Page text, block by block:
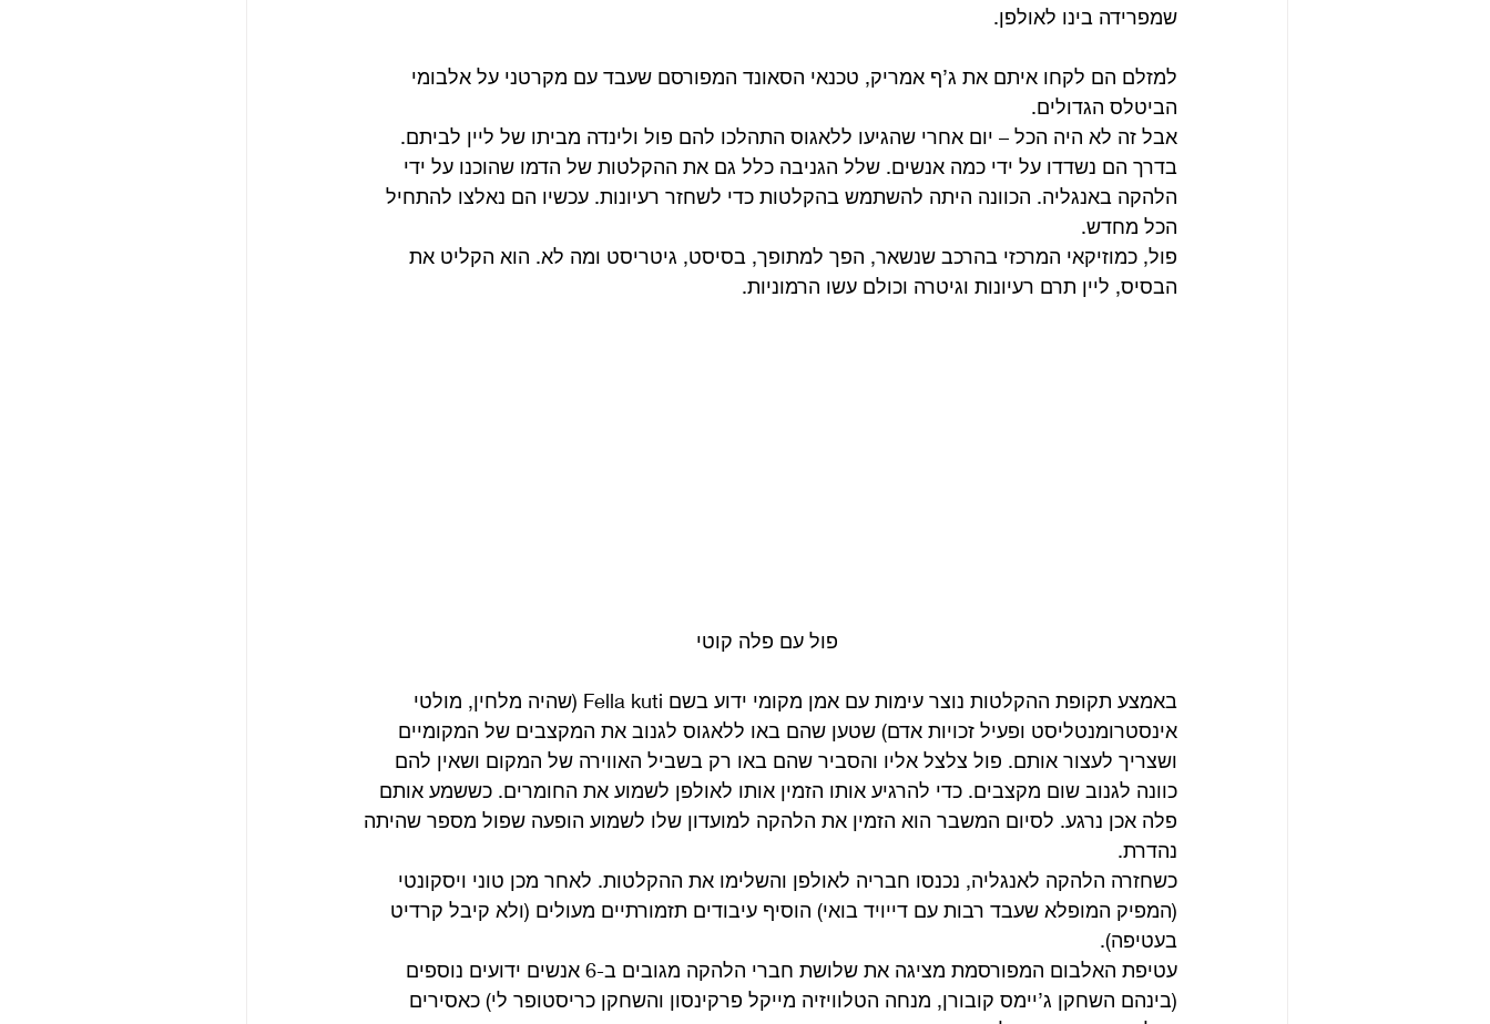
שמפרידה בינו לאולפן.
למזלם הם לקחו איתם את ג’ף אמריק, טכנאי הסאונד המפורסם שעבד עם מקרטני על אלבומי
הביטלס הגדולים.
אבל זה לא היה הכל – יום אחרי שהגיעו ללאגוס התהלכו להם פול ולינדה מביתו של ליין לביתם.
בדרך הם נשדדו על ידי כמה אנשים. שלל הגניבה כלל גם את ההקלטות של הדמו שהוכנו על ידי
הלהקה באנגליה. הכוונה היתה להשתמש בהקלטות כדי לשחזר רעיונות. עכשיו הם נאלצו להתחיל
הכל מחדש.
פול, כמוזיקאי המרכזי בהרכב שנשאר, הפך למתופך, בסיסט, גיטריסט ומה לא. הוא הקליט את
הבסיס, ליין תרם רעיונות וגיטרה וכולם עשו הרמוניות.
פול עם פלה קוטי
באמצע תקופת ההקלטות נוצר עימות עם אמן מקומי ידוע בשם Fella kuti (שהיה מלחין, מולטי
אינסטרומנטליסט ופעיל זכויות אדם) שטען שהם באו ללאגוס לגנוב את המקצבים של המקומיים
ושצריך לעצור אותם. פול צלצל אליו והסביר שהם באו רק בשביל האווירה של המקום ושאין להם
כוונה לגנוב שום מקצבים. כדי להרגיע אותו הזמין אותו לאולפן לשמוע את החומרים. כששמע אותם
פלה אכן נרגע. לסיום המשבר הוא הזמין את הלהקה למועדון שלו לשמוע הופעה שפול מספר שהיתה
נהדרת.
כשחזרה הלהקה לאנגליה, נכנסו חבריה לאולפן והשלימו את ההקלטות. לאחר מכן טוני ויסקונטי
(המפיק המופלא שעבד רבות עם דייויד בואי) הוסיף עיבודים תזמורתיים מעולים (ולא קיבל קרדיט
בעטיפה).
עטיפת האלבום המפורסמת מציגה את שלושת חברי הלהקה מגובים ב-6 אנשים ידועים נוספים
(בינהם השחקן ג’יימס קובורן, מנחה הטלוויזיה מייקל פרקינסון והשחקן כריסטופר לי) כאסירים